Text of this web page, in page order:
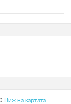
Виж на картата